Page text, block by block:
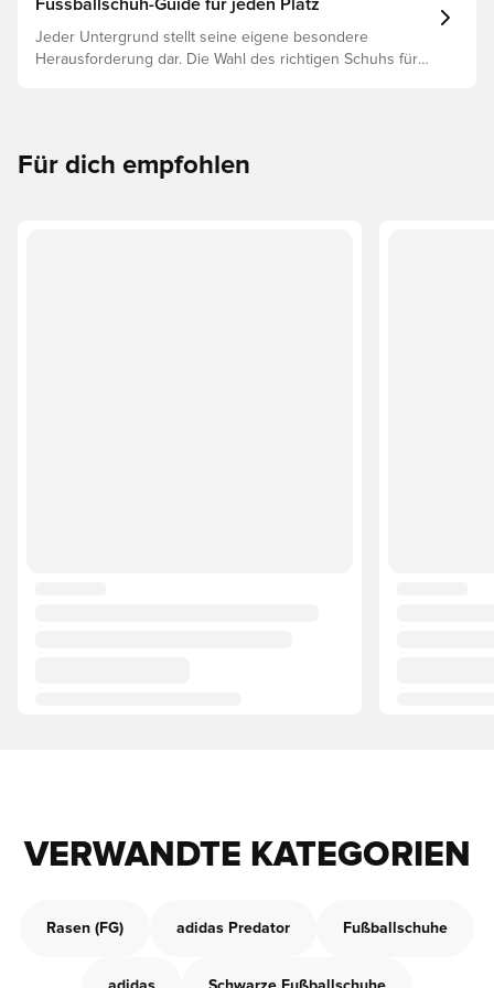
Fussballschuh-Guide für jeden Platz
Jeder Untergrund stellt seine eigene besondere
Herausforderung dar. Die Wahl des richtigen Schuhs für
verschiedenen Untergründe sind.
Für dich empfohlen
VERWANDTE KATEGORIEN
Rasen (FG) adidas Predator Fußballschuhe